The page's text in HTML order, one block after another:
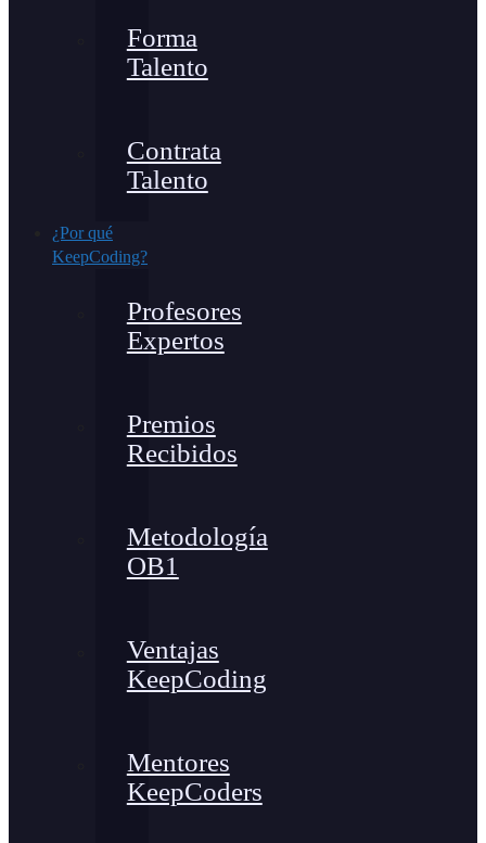
Forma
Talento
Contrata
Talento
¿Por qué
KeepCoding?
Profesores
Expertos
Premios
Recibidos
Metodología
OB1
Ventajas
KeepCoding
Mentores
KeepCoders